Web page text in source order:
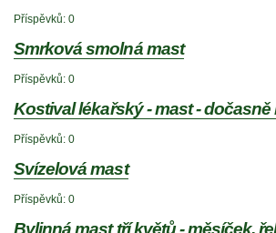
Příspěvků: 0
Smrková smolná mast
Příspěvků: 0
Kostival lékařský - mast -
Příspěvků: 0
Svízelová mast
Příspěvků: 0